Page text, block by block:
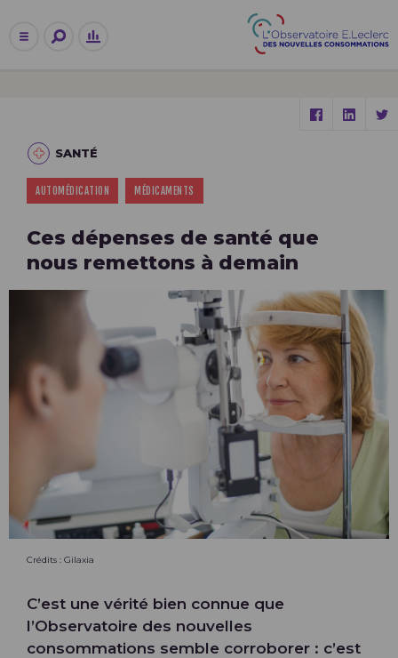
SANTÉ
AUTOMÉDICATION MÉDICAMENTS
Ces dépenses de santé que
nous remettons à demain
Crédits : Gilaxia
C’est une vérité bien connue que
l’Observatoire des nouvelles
consommations semble corroborer : c’est